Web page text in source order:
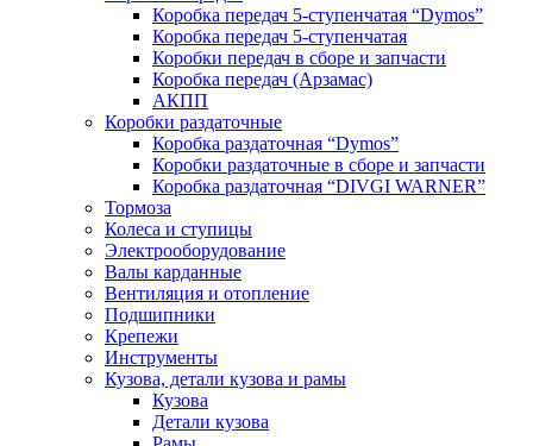
Коробка передач 5-ступенчатая “Dymos”
Коробка передач 5-ступенчатая
Коробки передач в сборе и запчасти
Коробка передач (Арзамас)
АКПП
Коробки раздаточные
Коробка раздаточная “Dymos”
Коробки раздаточные в сборе и запчасти
Коробка раздаточная “DIVGI WARNER”
Тормоза
Колеса и ступицы
Электрооборудование
Валы карданные
Вентиляция и отопление
Подшипники
Крепежи
Инструменты
Кузова, детали кузова и рамы
Кузова
Детали кузова